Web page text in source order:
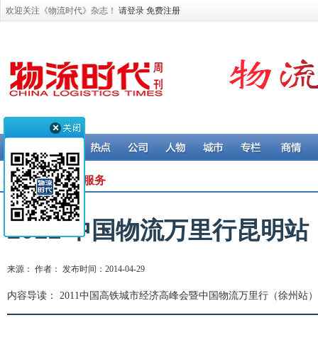
欢迎关注《物流时代》杂志！ 请登录 免费注册
品牌推荐 > 物流服务
2011 中国物流万里行昆明站
来源： 作者： 发布时间：2014-04-29
内容导读： 2011中国高铁城市经济高峰会暨中国物流万里行（徐州站